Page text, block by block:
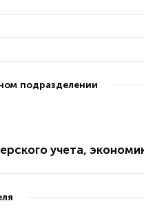
подразделении
учета,